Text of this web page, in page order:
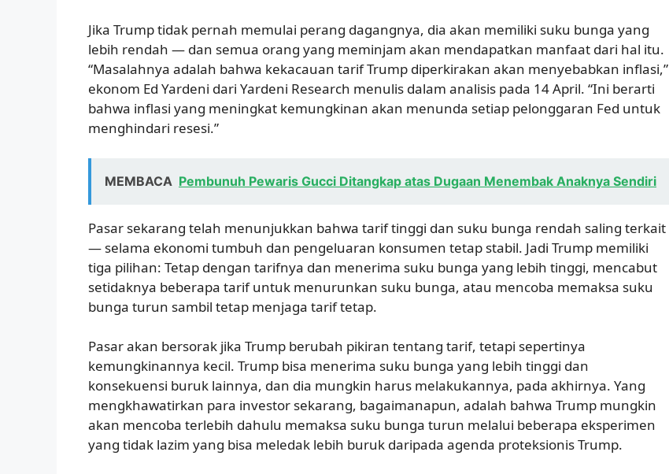
Jika Trump tidak pernah memulai perang dagangnya, dia akan memiliki suku bunga yang
lebih rendah — dan semua orang yang meminjam akan mendapatkan manfaat dari hal itu.
“Masalahnya adalah bahwa kekacauan tarif Trump diperkirakan akan menyebabkan inflasi,”
ekonom Ed Yardeni dari Yardeni Research menulis dalam analisis pada 14 April. “Ini berarti
bahwa inflasi yang meningkat kemungkinan akan menunda setiap pelonggaran Fed untuk
menghindari resesi.”
MEMBACA Pembunuh Pewaris Gucci Ditangkap atas Dugaan Menembak Anaknya Sendiri
Pasar sekarang telah menunjukkan bahwa tarif tinggi dan suku bunga rendah saling terkait
— selama ekonomi tumbuh dan pengeluaran konsumen tetap stabil. Jadi Trump memiliki
tiga pilihan: Tetap dengan tarifnya dan menerima suku bunga yang lebih tinggi, mencabut
setidaknya beberapa tarif untuk menurunkan suku bunga, atau mencoba memaksa suku
bunga turun sambil tetap menjaga tarif tetap.
Pasar akan bersorak jika Trump berubah pikiran tentang tarif, tetapi sepertinya
kemungkinannya kecil. Trump bisa menerima suku bunga yang lebih tinggi dan
konsekuensi buruk lainnya, dan dia mungkin harus melakukannya, pada akhirnya. Yang
mengkhawatirkan para investor sekarang, bagaimanapun, adalah bahwa Trump mungkin
akan mencoba terlebih dahulu memaksa suku bunga turun melalui beberapa eksperimen
yang tidak lazim yang bisa meledak lebih buruk daripada agenda proteksionis Trump.